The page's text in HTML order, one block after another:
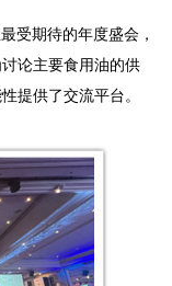
受期待的年度盛会，
论主要食用油的供
提供了交流平台。